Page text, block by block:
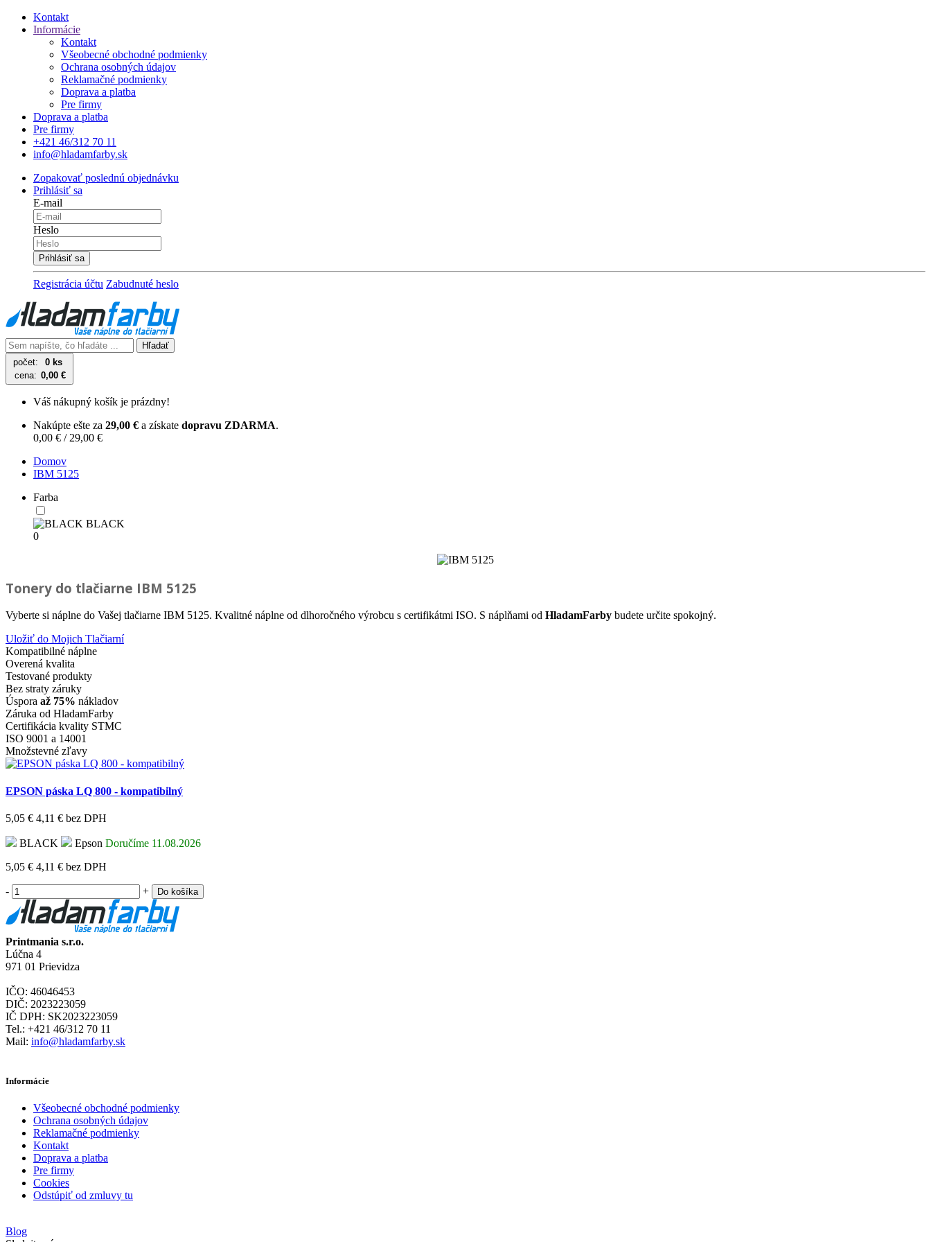
Kontakt
Informácie
Kontakt
Všeobecné obchodné podmienky
Ochrana osobných údajov
Reklamačné podmienky
Doprava a platba
Pre firmy
Doprava a platba
Pre firmy
+421 46/312 70 11
info@hladamfarby.sk
Zopakovať poslednú objednávku
Prihlásiť sa
E-mail
Heslo
Registrácia účtu Zabudnuté heslo
Hľadať
počet:
0 ks
cena: 0,00 €
Váš nákupný košík je prázdny!
Nakúpte ešte za 29,00 € a získate dopravu ZDARMA.
0,00 € / 29,00 €
Domov
IBM 5125
Farba
BLACK
0
Tonery do tlačiarne IBM 5125
Vyberte si náplne do Vašej tlačiarne IBM 5125. Kvalitné náplne od dlhoročného výrobcu s certifikátmi ISO. S náplňami od HladamFarby budete určite spokojný.
Uložiť do Mojich Tlačiarní
Kompatibilné náplne
Overená kvalita
Testované produkty
Bez straty záruky
Úspora až 75% nákladov
Záruka od HladamFarby
Certifikácia kvality STMC
ISO 9001 a 14001
Množstevné zľavy
EPSON páska LQ 800 - kompatibilný
5,05 € 4,11 € bez DPH
BLACK Epson Doručíme 11.08.2026
5,05 € 4,11 € bez DPH
- + Do košíka
Printmania s.r.o.
Lúčna 4
971 01 Prievidza
IČO: 46046453
DIČ: 2023223059
IČ DPH: SK2023223059
Tel.: +421 46/312 70 11
Mail: info@hladamfarby.sk
Informácie
Všeobecné obchodné podmienky
Ochrana osobných údajov
Reklamačné podmienky
Kontakt
Doprava a platba
Pre firmy
Cookies
Odstúpiť od zmluvy tu
Blog